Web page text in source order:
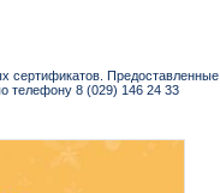
сертификатов. Предоставленные
телефону 8 (029) 146 24 33